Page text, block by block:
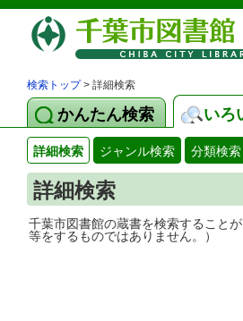
検索トップ> 詳細検索
かんたん検索 いろ
詳細検索 ジャンル検索 分類検索
詳細検索
千葉市図書館の蔵書を
等をするものではありません。）